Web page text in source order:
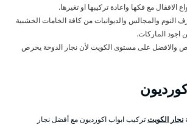
الاقفال مع فكها واعادة تركيبها او تغيرها.
النوم والمجالس والديوانيات من كافة الخامات الخشبية
اجود الماركات.
والافضل على مستوى الكويت لأن نجار الدوحة يحرص
نجار الكويتتركيب ابواب اكورديون مع أفضل نجار